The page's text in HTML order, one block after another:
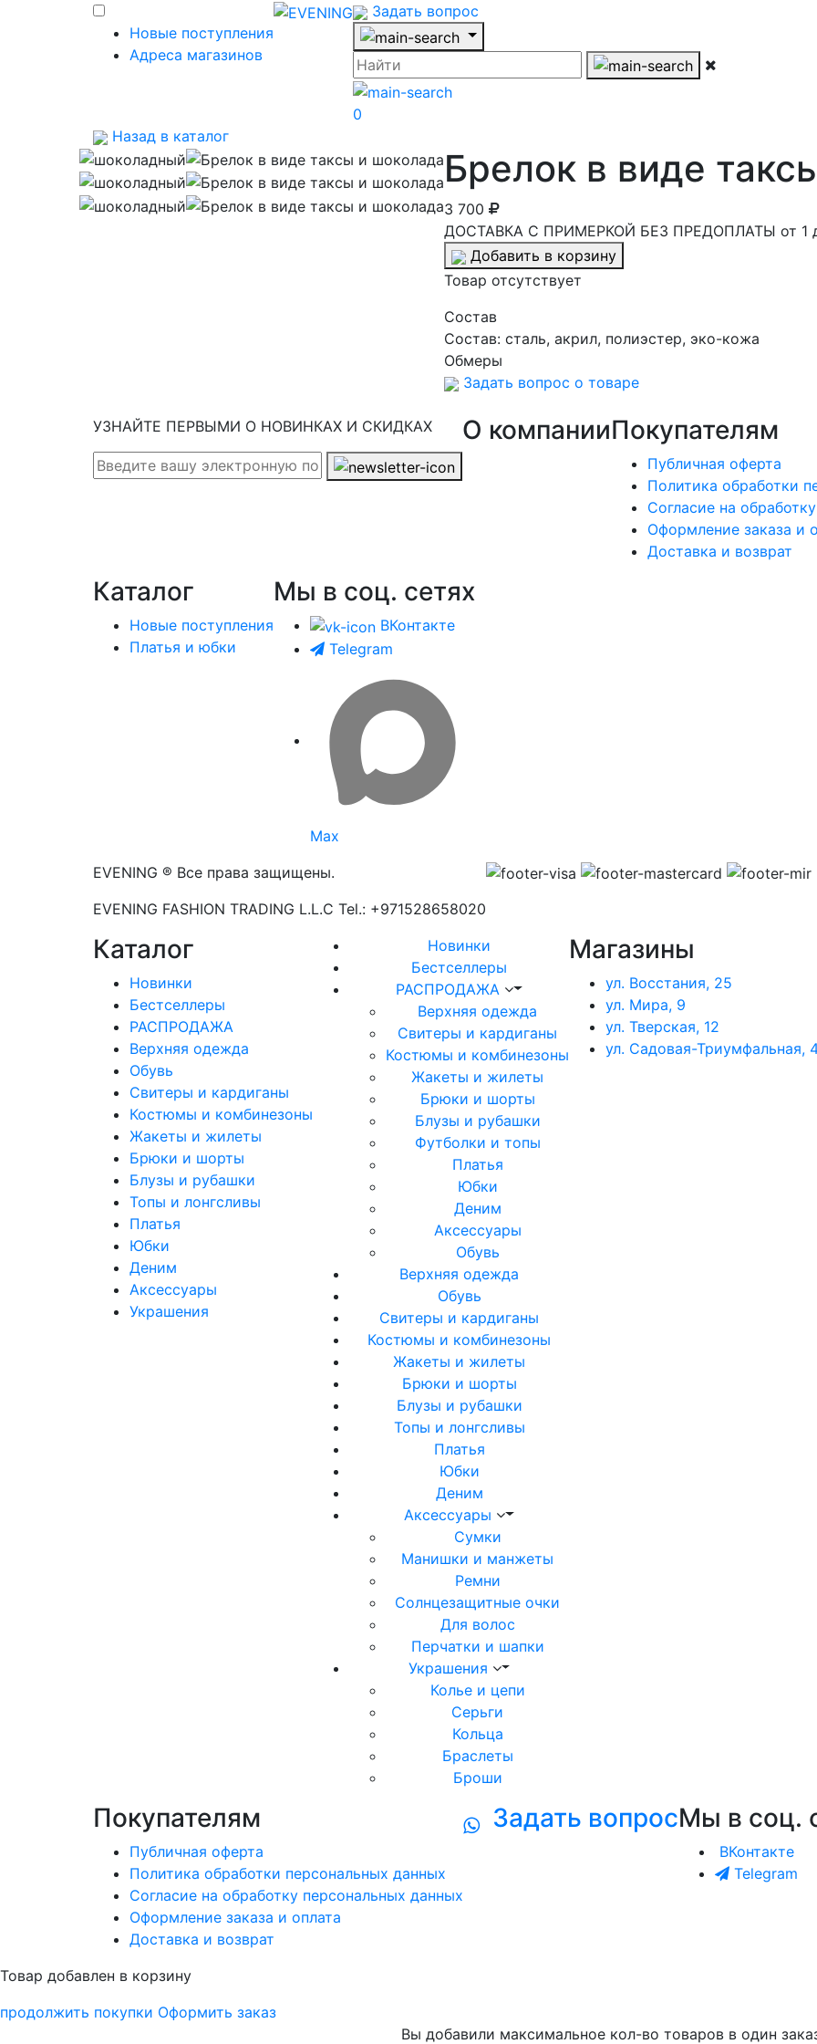
Новые поступления
Адреса магазинов
Задать вопрос
0
Назад в каталог
Брелок в виде
3 700
ДОСТАВКА С ПРИМЕРКОЙ БЕЗ ПРЕДОПЛАТЫ от 1
Добавить в корзину
Товар отсутствует
Cостав
Состав: сталь, акрил, полиэстер, эко-кожа
Обмеры
Задать вопрос о товаре
УЗНАЙТЕ ПЕРВЫМИ О НОВИНКАХ И СКИДКАХ О компанииПокупателям
Публичная оферта
Политика обработки
Согласие на
Оформление заказа и
Доставка и возврат
Каталог
Новые поступления
Платья и юбки
Мы в соц. сетях
ВКонтакте
Telegram
Max
EVENING ® Все права защищены.
EVENING FASHION TRADING L.L.C Tel.: +971528658020
Каталог
Новинки
Бестселлеры
РАСПРОДАЖА
Верхняя одежда
Обувь
Свитеры и кардиганы
Костюмы и комбинезоны
Жакеты и жилеты
Брюки и шорты
Блузы и рубашки
Топы и лонгсливы
Платья
Юбки
Деним
Аксессуары
Украшения
Новинки
Бестселлеры
РАСПРОДАЖА
Верхняя одежда
Свитеры и кардиганы
Костюмы и комбинезоны
Жакеты и жилеты
Брюки и шорты
Блузы и рубашки
Футболки и топы
Платья
Юбки
Деним
Аксессуары
Обувь
Верхняя одежда
Обувь
Свитеры и кардиганы
Костюмы и комбинезоны
Жакеты и жилеты
Брюки и шорты
Блузы и рубашки
Топы и лонгсливы
Платья
Юбки
Деним
Аксессуары
Сумки
Манишки и манжеты
Ремни
Солнцезащитные очки
Для волос
Перчатки и шапки
Украшения
Колье и цепи
Серьги
Кольца
Браслеты
Броши
Магазины
ул. Восстания, 25
ул. Мира, 9
ул. Тверская, 12
ул. Садовая-Триумфальная,
Покупателям
Публичная оферта
Политика обработки персональных данных
Согласие на обработку персональных данных
Оформление заказа и оплата
Доставка и возврат
Задать вопросМы в соц.
ВКонтакте
Telegram
Товар добавлен в корзину
продолжить покупки Оформить заказ
Вы добавили максимальное кол-во товаров в один